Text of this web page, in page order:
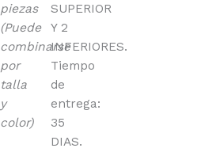
piezas
(Puede
combinarse
por
talla
y
color)
SUPERIOR
Y 2
INFERIORES.
Tiempo
de
entrega:
35
DIAS.